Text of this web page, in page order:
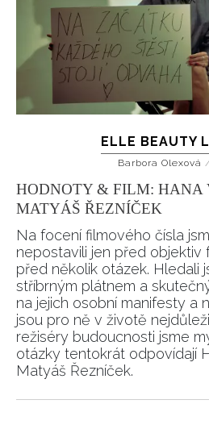
ELLE BEAUTY
Barbora Olexová
HODNOTY & FILM: HANA
MATYÁŠ ŘEZNÍČEK
Na focení filmového čísla
nepostavili jen před objektiv
před několik otázek. Hledali
stříbrným plátnem a
na jejich osobní manifesty a
jsou pro ně v životě
režiséry budoucnosti jsme
otázky tentokrát odpovídají
Matyáš Řezníček.